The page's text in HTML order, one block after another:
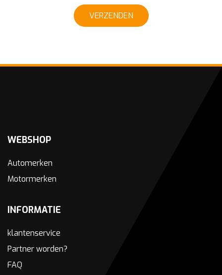
VERZENDEN
WEBSHOP
Automerken
Motormerken
INFORMATIE
klantenservice
Partner worden?
FAQ